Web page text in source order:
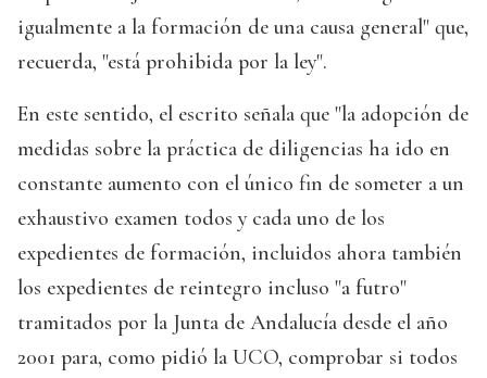
igualmente a la formación de una causa general" que,
recuerda, "está prohibida por la ley".
En este sentido, el escrito señala que "la adopción de
medidas sobre la práctica de diligencias ha ido en
constante aumento con el único fin de someter a un
exhaustivo examen todos y cada uno de los
expedientes de formación, incluidos ahora también
los expedientes de reintegro incluso "a futro"
tramitados por la Junta de Andalucía desde el año
2001 para, como pidió la UCO, comprobar si todos